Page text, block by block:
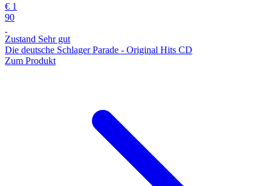
€ 1
90
Zustand Sehr gut
Die deutsche Schlager Parade - Original Hits CD
Zum Produkt